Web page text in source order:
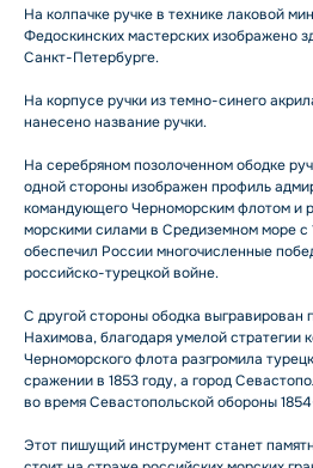
На колпачке ручке в технике лаковой
Федоскинских мастерских изображено
Санкт-Петербурге.
На корпусе ручки из темно-синего
нанесено название ручки.
На серебряном позолоченном ободке
одной стороны изображен профиль
командующего Черноморским флотом и
морскими силами в Средиземном море с
обеспечил России многочисленные
российско-турецкой войне.
С другой стороны ободка выгравирован
Нахимова, благодаря умелой стратегии
Черноморского флота разгромила
сражении в 1853 году, а город
во время Севастопольской обороны
Этот пишущий инструмент станет